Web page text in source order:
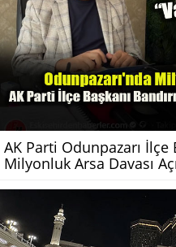
AK Parti Odunpazarı İlçe
Milyonluk Arsa Davası